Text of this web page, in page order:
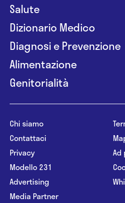
Salute
Dizionario Medico
Diagnosi e Prevenzione
Alimentazione
Genitorialità
Chi siamo
Contattaci
Privacy
Modello 231
Advertising
Media Partner
Ad